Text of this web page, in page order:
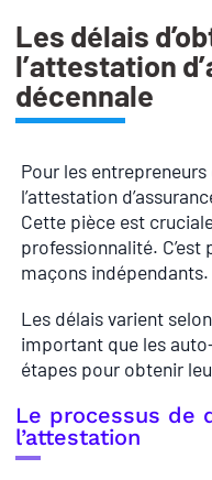
Les délais
l’attestation
décennale
Pour les
l’attestation
Cette pièce est
professionnalité.
maçons indépendants.
Les délais varient
important que les
étapes pour obtenir
Le processus de
l’attestation